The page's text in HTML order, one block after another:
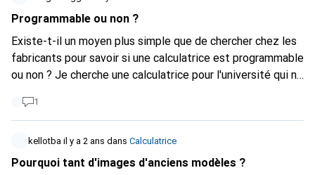
Programmable ou non ?
Existe-t-il un moyen plus simple que de chercher chez les
fabricants pour savoir si une calculatrice est programmable
ou non ? Je cherche une calculatrice pour l'université qui ne
systèmes d'équations.
1
kellotba il y a 2 ans dans Calculatrice
Pourquoi tant d'images d'anciens modèles ?